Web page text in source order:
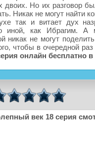
двоих. Но их разговор
Никак не могут найти
так и витает дух
иной, как Ибрагим. А
никак не могут
чтобы в очередной раз
онлайн бесплатно
век 18 серия